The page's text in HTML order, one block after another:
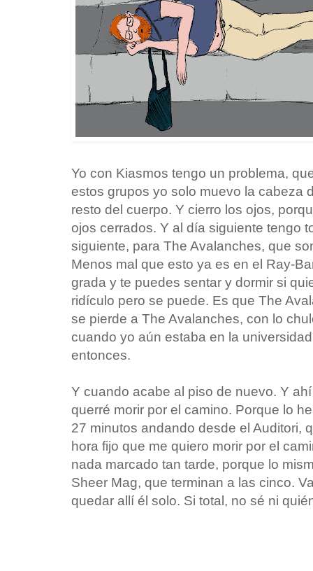
Yo con Kiasmos tengo un problema,
estos grupos yo solo muevo la cabeza
resto del cuerpo. Y cierro los ojos,
ojos cerrados. Y al día siguiente tengo
siguiente, para The Avalanches, que
Menos mal que esto ya es en el Ray-
grada y te puedes sentar y dormir si
ridículo pero se puede. Es que The
se pierde a The Avalanches, con lo
cuando yo aún estaba en la
entonces.
Y cuando acabe al piso de nuevo. Y
querré morir por el camino. Porque lo
27 minutos andando desde el Auditori,
hora fijo que me quiero morir por el
nada marcado tan tarde, porque lo
Sheer Mag, que terminan a las cinco.
quedar allí él solo. Si total, no sé ni